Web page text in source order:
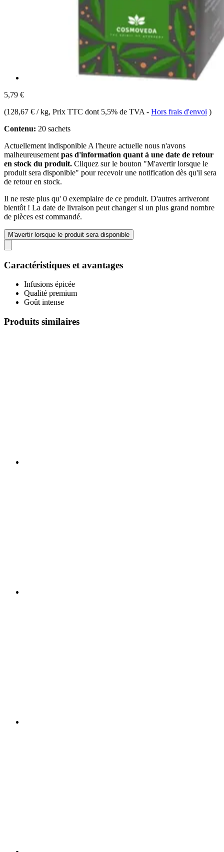
5,79 €
(128,67 € / kg, Prix TTC dont 5,5% de TVA - Hors frais d'envoi )
Contenu: 20 sachets
Actuellement indisponible A l'heure actuelle nous n'avons
malheureusement pas d'information quant à une date de retour
en stock du produit. Cliquez sur le bouton "M'avertir lorsque le
produit sera disponible" pour recevoir une notification dès qu'il sera
de retour en stock.
Il ne reste plus qu' 0 exemplaire de ce produit. D'autres arriveront
bientôt ! La date de livraison peut changer si un plus grand nombre
de pièces est commandé.
M'avertir lorsque le produit sera disponible
Caractéristiques et avantages
Infusions épicée
Qualité premium
Goût intense
Produits similaires